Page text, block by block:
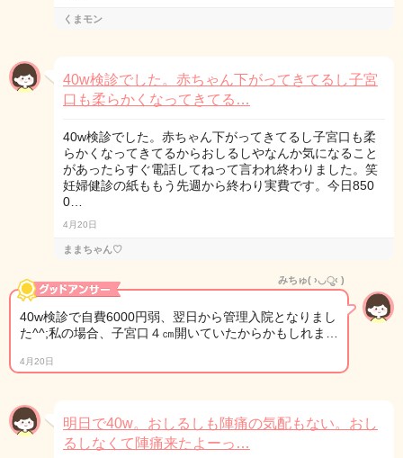
くまモン
40w検診でした。赤ちゃん下がってきてるし子宮
口も柔らかくなってきてる…
40w検診でした。赤ちゃん下がってきてるし子宮口も柔
らかくなってきてるからおしるしやなんか気になること
があったらすぐ電話してねって言われ終わりました。笑
妊婦健診の紙ももう先週から終わり実費です。今日850
0…
4月20日
ままちゃん♡
みちゅ( ›◡ु‹ )
40w検診で自費6000円弱、翌日から管理入院となりまし
た^^;私の場合、子宮口４㎝開いていたからかもしれま…
4月20日
明日で40w。おしるしも陣痛の気配もない。おし
るしなくて陣痛来たよーっ…